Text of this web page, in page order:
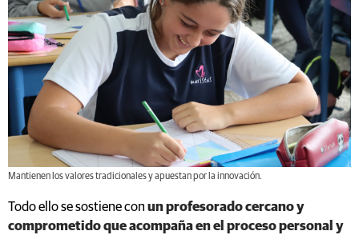
Mantienen los valores tradicionales y apuestan por la innovación.
Todo ello se sostiene con un profesorado cercano y
comprometido que acompaña en el proceso personal y